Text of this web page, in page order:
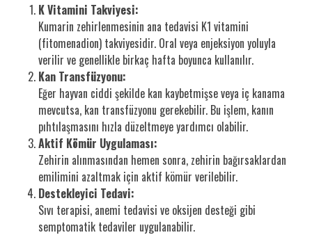
K Vitamini Takviyesi:
Kumarin zehirlenmesinin ana tedavisi K1 vitamini
(fitomenadion) takviyesidir. Oral veya enjeksiyon yoluyla
verilir ve genellikle birkaç hafta boyunca kullanılır.
Kan Transfüzyonu:
Eğer hayvan ciddi şekilde kan kaybetmişse veya iç kanama
mevcutsa, kan transfüzyonu gerekebilir. Bu işlem, kanın
pıhtılaşmasını hızla düzeltmeye yardımcı olabilir.
Aktif Kömür Uygulaması:
Zehirin alınmasından hemen sonra, zehirin bağırsaklardan
emilimini azaltmak için aktif kömür verilebilir.
Destekleyici Tedavi:
Sıvı terapisi, anemi tedavisi ve oksijen desteği gibi
semptomatik tedaviler uygulanabilir.